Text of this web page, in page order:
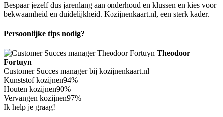
Bespaar jezelf dus jarenlang aan onderhoud en klussen en kies voor
bekwaamheid en duidelijkheid. Kozijnenkaart.nl, een sterk kader.
Persoonlijke tips nodig?
Theodoor
Fortuyn
Customer Succes manager bij kozijnenkaart.nl
Kunststof kozijnen94%
Houten kozijnen90%
Vervangen kozijnen97%
Ik help je graag!